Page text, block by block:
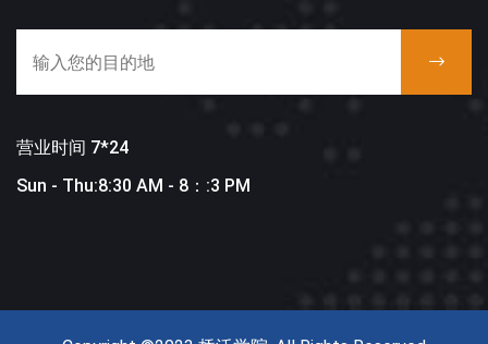
营业时间 7*24
Sun - Thu:8:30 AM - 8：:3 PM